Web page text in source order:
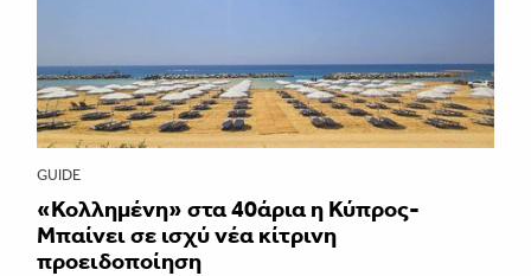
GUIDE
«Κολλημένη» στα 40άρια η Κύπρος-
Μπαίνει σε ισχύ νέα κίτρινη
προειδοποίηση